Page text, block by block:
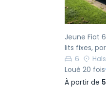
Jeune Fiat
lits fixes,
6
Loué 20 fois
À partir de